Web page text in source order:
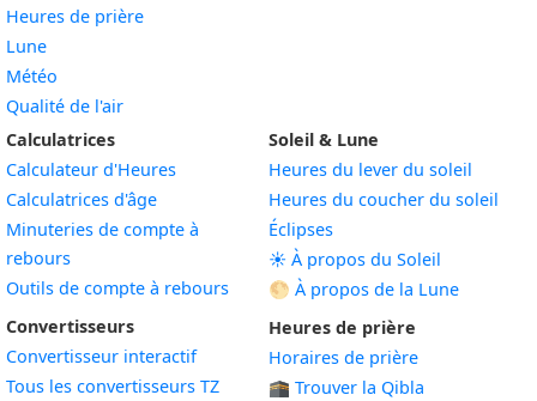
Heures de prière
Lune
Météo
Qualité de l'air
Calculatrices
Calculateur d'Heures
Calculatrices d'âge
Minuteries de compte à
rebours
Outils de compte à rebours
Convertisseurs
Convertisseur interactif
Tous les convertisseurs TZ
Soleil & Lune
Heures du lever du soleil
Heures du coucher du soleil
Éclipses
☀️ À propos du Soleil
🌕 À propos de la Lune
Heures de prière
Horaires de prière
🕋 Trouver la Qibla